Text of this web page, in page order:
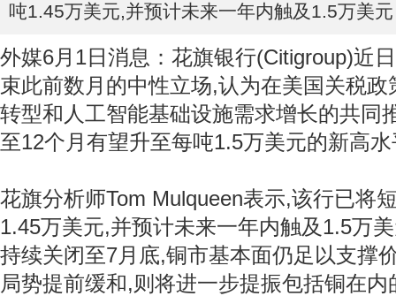
吨1.45万美元,并预计未来一年内触及1.5万美元
外媒6月1日消息：花旗银行(Citigroup)近
束此前数月的中性立场,认为在美国关税
转型和人工智能基础设施需求增长的共同
至12个月有望升至每吨1.5万美元的新高
花旗分析师Tom Mulqueen表示,该行已将
1.45万美元,并预计未来一年内触及1.5万
持续关闭至7月底,铜市基本面仍足以支撑
局势提前缓和,则将进一步提振包括铜在